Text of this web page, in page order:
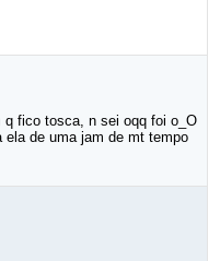
fico tosca, n sei oqq foi o_O
de uma jam de mt tempo